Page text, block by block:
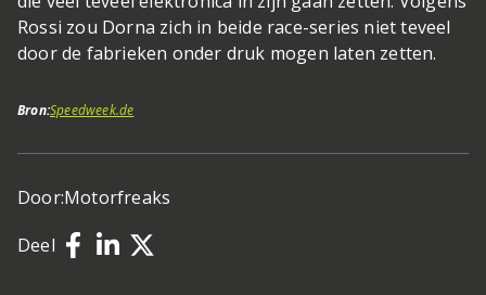
Rossi zou Dorna zich in beide race-series niet teveel
door de fabrieken onder druk mogen laten zetten.
Bron:Speedweek.de
Door:Motorfreaks
Deel